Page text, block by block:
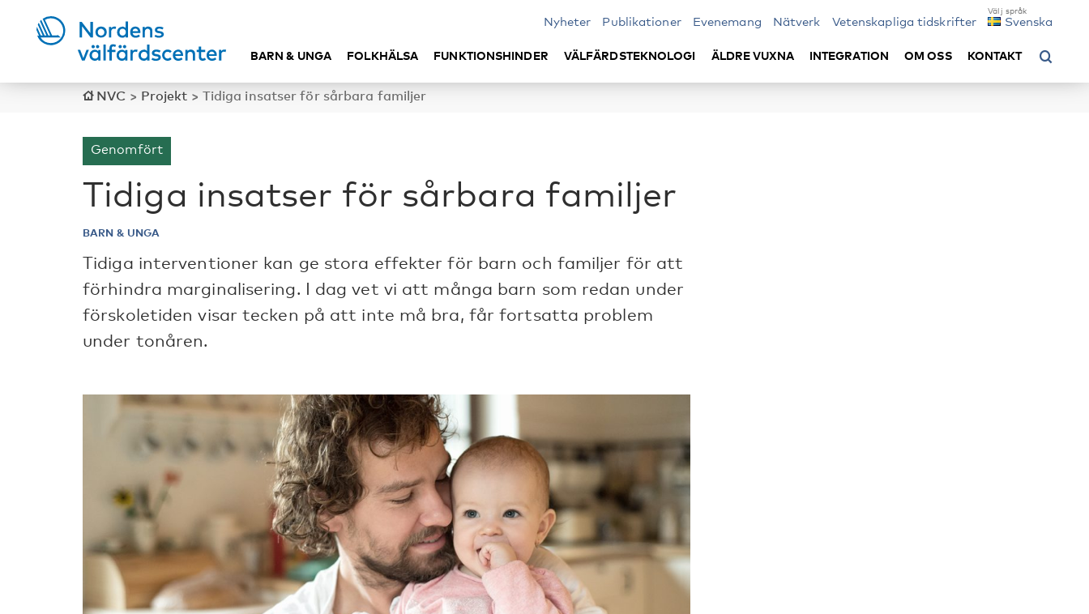
Nyheter Publikationer Evenemang Nätverk Vetenskapliga tidskrifter Svenska
BARN & UNGA FOLKHÄLSA FUNKTIONSHINDER VÄLFÄRDSTEKNOLOGI ÄLDRE VUXNA INTEGRATION OM OSS KONTAKT
NVC > Projekt > Tidiga insatser för sårbara familjer
Genomfört
Tidiga insatser för sårbara familjer
BARN & UNGA
Tidiga interventioner kan ge stora effekter för barn och familjer för att
förhindra marginalisering. I dag vet vi att många barn som redan under
förskoletiden visar tecken på att inte må bra, får fortsatta problem
under tonåren.